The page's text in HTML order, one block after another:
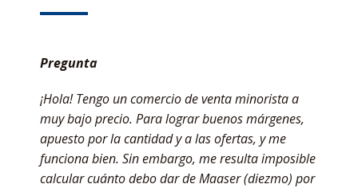
Pregunta
¡Hola! Tengo un comercio de venta minorista a
muy bajo precio. Para lograr buenos márgenes,
apuesto por la cantidad y a las ofertas, y me
funciona bien. Sin embargo, me resulta imposible
calcular cuánto debo dar de Maaser (diezmo) por